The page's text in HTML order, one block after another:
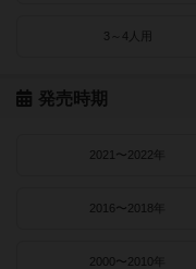
3～4人用
発売時期
2021〜2022年
2016〜2018年
2000〜2010年